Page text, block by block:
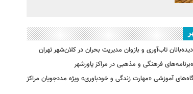
دیده‌بانان تاب‌آوری و بازوان مدیریت بحران در کلان‌شهر تهران
فرهنگی و مذهبی در مراکز یاورشهر
آموزشی «مهارت زندگی و خودباوری» ویژه مددجویان مراکز